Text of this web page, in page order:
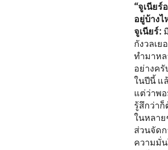
“จูเนียร์
อยู่บ้างไ
จูเนียร์:
กังวลเย
ทำมาหล
อย่างค
ในปีนี้ แ
แต่ว่าพ
รู้สึกว่าก็
ในหลาย
ส่วนจัดก
ความมั่น